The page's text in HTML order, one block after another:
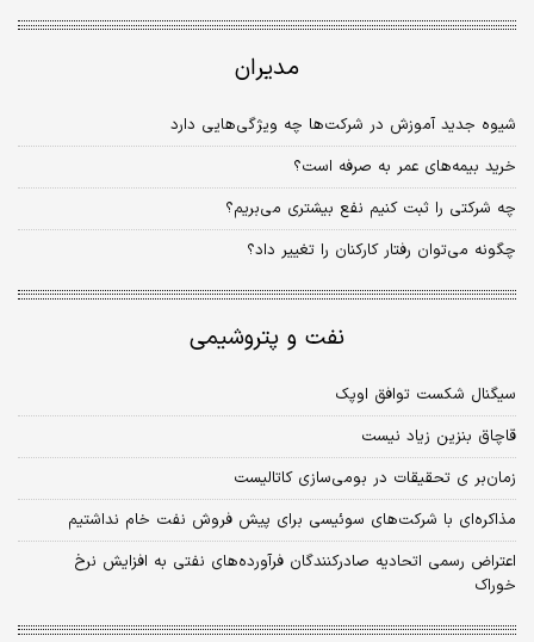
مدیران
شیوه جدید آموزش در شرکت‌ها چه ویژگی‌هایی دارد
خرید بیمه‌های عمر به صرفه است؟
چه شرکتی را ثبت کنیم نفع بیشتری می‌بریم؟
چگونه می‌توان رفتار کارکنان را تغییر داد؟
نفت و پتروشیمی
سیگنال شکست توافق اوپک
قاچاق بنزین زیاد نیست
زمان‌بر ی تحقیقات در بومی‌سازی کاتالیست
مذاکره‌ای با شرکت‌های سوئیسی برای پیش فروش نفت خام نداشتیم
اعتراض رسمی اتحادیه صادرکنندگان فرآورده‌های نفتی به افزایش نرخ
خوراک